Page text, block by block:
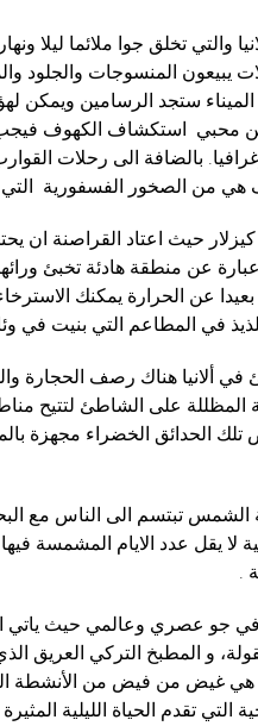
والتي تخلق جوا ملائما
يبيعون المنسوجات والجلود
ستجد الرسامين ويمكن
من محبي استكشاف الكهوف
هي من الصخور الفسفورية التي
حيث اعتاد القراصنة ان
عبارة عن منطقة هادئة تخبئ
عن الحرارة يمكنك
في المطاعم التي بنيت في
هناك رصف الحجارة
المظللة على الشاطئ لتتيح
الحدائق الخضراء مجهزة
الشمس تبتسم الى الناس مع
في جو عصري وعالمي حيث ياتي
و المطبخ التركي العريق
هي غيض من فيض من الأنشطة
التي تقدم الحياة الليلية